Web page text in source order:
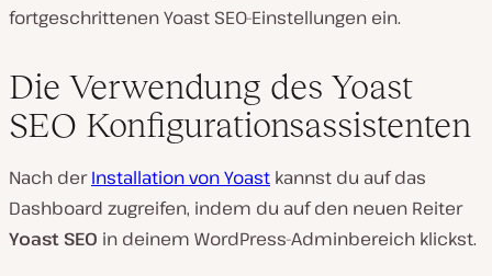
fortgeschrittenen Yoast SEO-Einstellungen ein.
Die Verwendung des Yoast
SEO Konfigurationsassistenten
Nach derInstallation von Yoast kannst du auf das
Dashboard zugreifen, indem du auf den neuen Reiter
Yoast SEO in deinem WordPress-Adminbereich klickst.